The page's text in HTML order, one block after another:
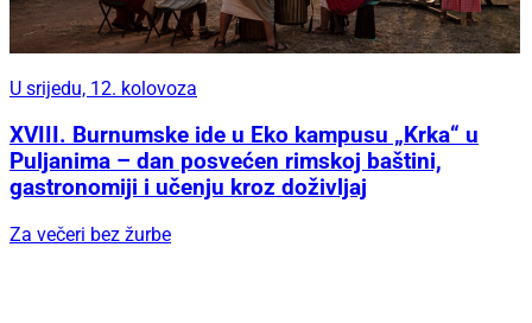
U srijedu, 12. kolovoza
XVIII. Burnumske ide u Eko kampusu „Krka“ u
Puljanima – dan posvećen rimskoj baštini,
gastronomiji i učenju kroz doživljaj
Za večeri bez žurbe